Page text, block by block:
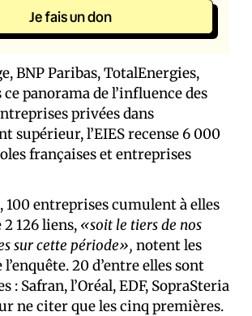
Je fais un don
BNP Paribas, TotalEnergies,
panorama de l’influence des
privées dans
supérieur, l’EIES recense 6 000
françaises et entreprises
100 entreprises cumulent à elles
2 126 liens, «soit le tiers de nos
sur cette période», notent les
l’enquête. 20 d’entre elles sont
: Safran, l’Oréal, EDF, SopraSteria
ne citer que les cinq premières.